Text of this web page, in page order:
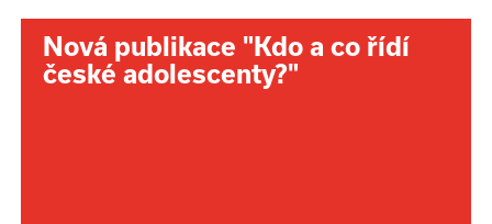
Nová publikace "Kdo a co řídí
české adolescenty?"